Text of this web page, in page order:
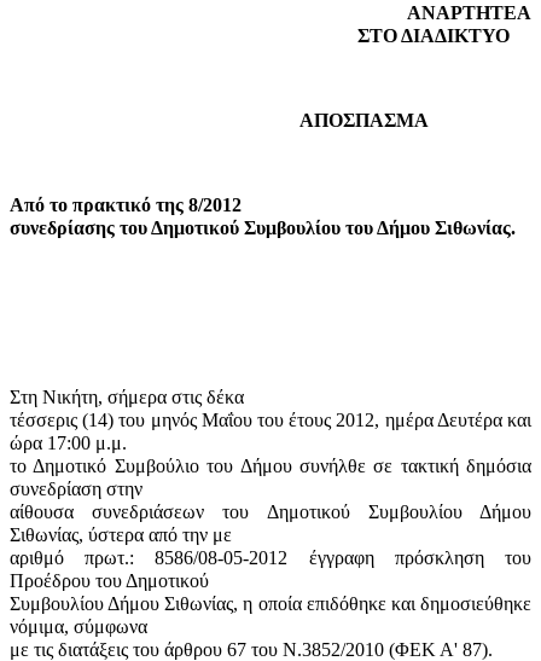
ΑΝΑΡΤΗΤΕΑ
ΣΤΟ ΔΙΑΔΙΚΤΥΟ
ΑΠΟΣΠΑΣΜΑ
Από το πρακτικό της 8/2012
συνεδρίασης του Δημοτικού Συμβουλίου του Δήμου Σιθωνίας.
Στη Νικήτη, σήμερα στις δέκα
τέσσερις (14) του μηνός Μαΐου του έτους 2012, ημέρα Δευτέρα και
ώρα 17:00 μ.μ.
το Δημοτικό Συμβούλιο του Δήμου συνήλθε σε τακτική δημόσια
συνεδρίαση στην
αίθουσα συνεδριάσεων του Δημοτικού Συμβουλίου Δήμου
Σιθωνίας, ύστερα από την με
αριθμό πρωτ.: 8586/08-05-2012 έγγραφη πρόσκληση του
Προέδρου του Δημοτικού
Συμβουλίου Δήμου Σιθωνίας, η οποία επιδόθηκε και δημοσιεύθηκε
νόμιμα, σύμφωνα
με τις διατάξεις του άρθρου 67 του Ν.3852/2010 (ΦΕΚ Α' 87).